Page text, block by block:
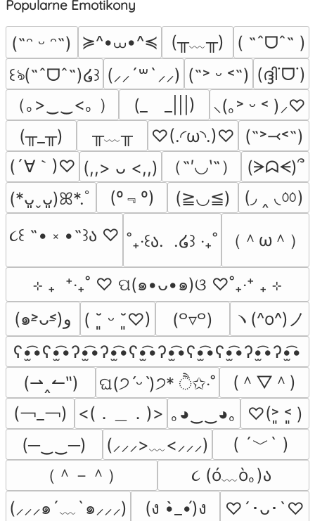
Popularne Emotikony
(˶ᵔ ᵕ ᵔ˶) ≽^•⩊•^≼ (╥﹏╥)
( ˶ˆᗜˆ˵ )
꒰ঌ(˶ˆᗜˆ˵)໒꒱ (⸝⸝´꒳`⸝⸝) (˶˃ ᵕ ˂˶) (ദ്ദി˙ᗜ˙)
（｡>‿‿<｡ ）
(_　_|||)
⸜(｡˃ ᵕ ˂ )⸝♡
(╥_╥)
╥﹏╥ ♡(.◜ω◝.)♡
(˶˃⤙˂˶)
(´∀｀)♡ (,,> ᴗ <,,) （˶′◡‵˶）
(ᗒᗣᗕ)՞
(*ᴗ͈ˬᴗ͈)ꕤ*.ﾟ
(º﹃º) (≧◡≦)
(◞ ‸ ◟ㆀ)
૮꒰ ˶• ༝ •˶꒱ა ♡ ˚₊‧꒰ა.  .໒꒱ ‧₊˚ （＾ω＾）
⊹ ₊  ⁺‧₊˚ ♡ ପ(๑•ᴗ•๑)ଓ ♡˚₊‧⁺ ₊ ⊹
(๑˃̵ᴗ˂̵)و
( ˘͈ ᵕ ˘͈♡) (꒪▿꒪)
ヽ(^o^)ノ
ʕ•̫͡•ʕ•̫͡•ʔ•̫͡•ʔ•̫͡•ʕ•̫͡•ʔ•̫͡•ʕ•̫͡•ʕ•̫͡•ʔ•̫͡•ʔ•̫͡•
(⇀‸↼‶)
ଘ(੭ˊᵕˋ)੭* ੈ✩‧˚
(＾▽＾)
(￢_￢)
<(．＿．)> ｡◕‿‿◕｡
♡(˃͈ ˂͈ )
(─‿‿─)
(⸝⸝⸝>﹏<⸝⸝⸝)
( ´﹀` )
（＾－＾）
૮ (ó﹏ò｡)ა
(⸝⸝⸝๑´﹏`๑⸝⸝⸝)
(ง •̀_•́)ง
♡´･ᴗ･`♡